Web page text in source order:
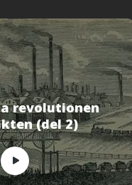
revolutionen
(del 2)